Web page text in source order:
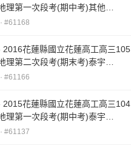
理第一次段考(期中考)其他
#61168
2016花蓮縣國立花蓮高工高三105
理第二次段考(期末考)泰宇
#61166
2015花蓮縣國立花蓮高工高三104
理第一次段考(期中考)泰宇
#61137